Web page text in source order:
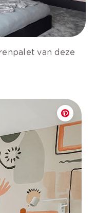
van deze